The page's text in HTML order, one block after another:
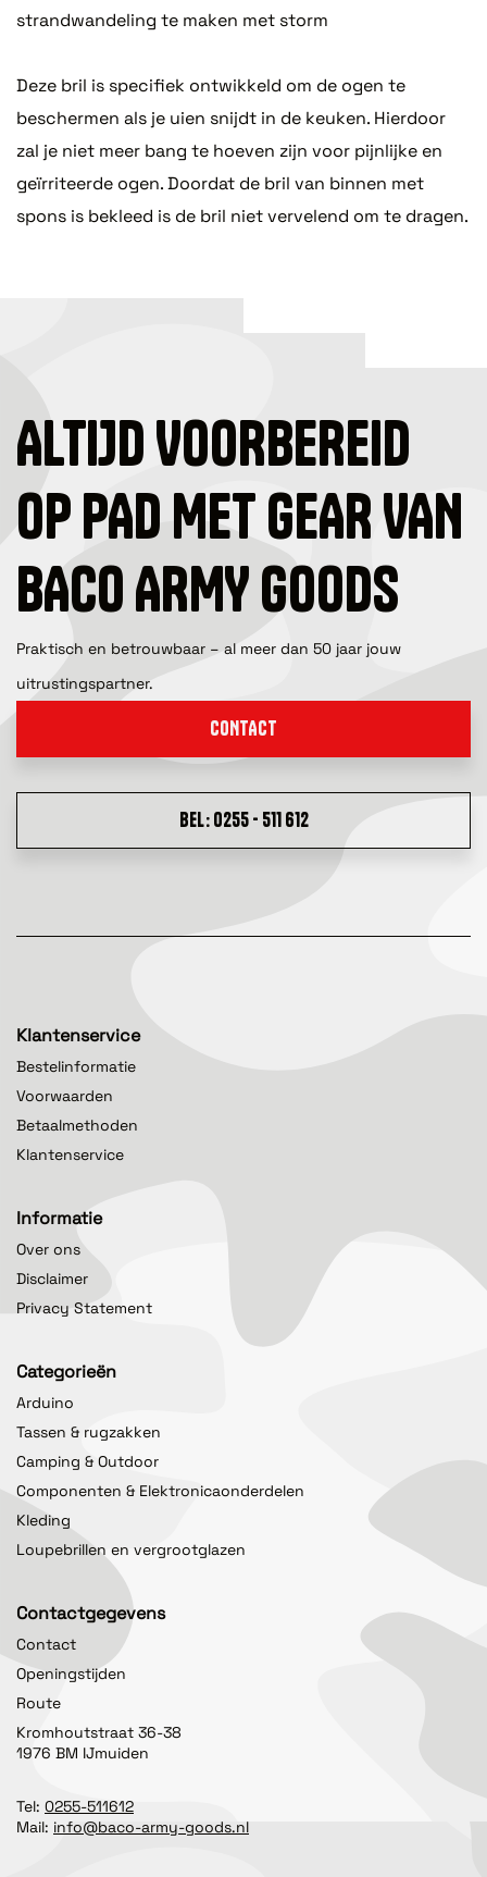
strandwandeling te maken met storm
Deze bril is specifiek ontwikkeld om de ogen te
beschermen als je uien snijdt in de keuken. Hierdoor
zal je niet meer bang te hoeven zijn voor pijnlijke en
geïrriteerde ogen. Doordat de bril van binnen met
spons is bekleed is de bril niet vervelend om te dragen.
ALTIJD VOORBEREID
OP PAD MET GEAR VAN
BACO ARMY GOODS
Praktisch en betrouwbaar – al meer dan 50 jaar jouw
uitrustingspartner.
CONTACT
BEL: 0255 - 511 612
Klantenservice
Bestelinformatie
Voorwaarden
Betaalmethoden
Klantenservice
Informatie
Over ons
Disclaimer
Privacy Statement
Categorieën
Arduino
Tassen & rugzakken
Camping & Outdoor
Componenten & Elektronicaonderdelen
Kleding
Loupebrillen en vergrootglazen
Contactgegevens
Contact
Openingstijden
Route
Kromhoutstraat 36-38
1976 BM IJmuiden
Tel: 0255-511612
Mail: info@baco-army-goods.nl